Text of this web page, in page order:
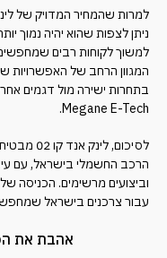
למשוך לקוחות רבים
Megane E-Tech.
לסיכום,
הרכב החשמלי בישראל, עם
וביצועים מרשימים. הכניסה
עבור צרכנים בישראל
אהבת את